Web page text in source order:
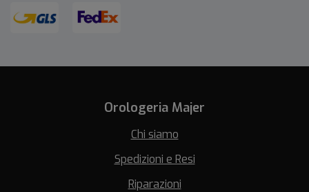
Orologeria Majer
Chi siamo
Spedizioni e Resi
Riparazioni